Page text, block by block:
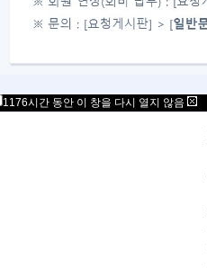
1176시간 동안 이 창을 다시 열지 않음